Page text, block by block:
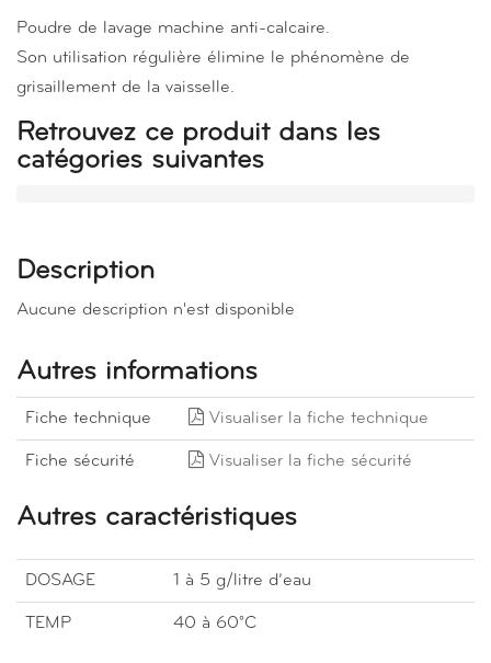
Poudre de lavage machine anti-calcaire.
Son utilisation régulière élimine le phénomène de
grisaillement de la vaisselle.
Retrouvez ce produit dans les
catégories suivantes
Description
Aucune description n'est disponible
Autres informations
Fiche technique Visualiser la fiche technique
Fiche sécurité Visualiser la fiche sécurité
Autres caractéristiques
DOSAGE 1 à 5 g/litre d’eau
TEMP 40 à 60°C